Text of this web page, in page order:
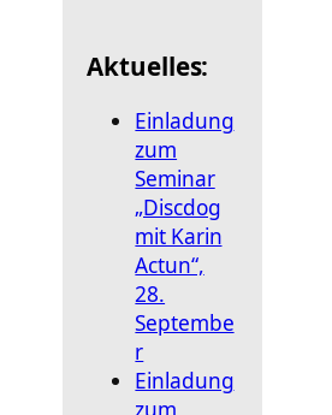
Aktuelles:
Einladung
zum
Seminar
„Discdog
mit Karin
Actun“,
28.
Septembe
r
Einladung